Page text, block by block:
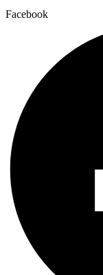
Facebook